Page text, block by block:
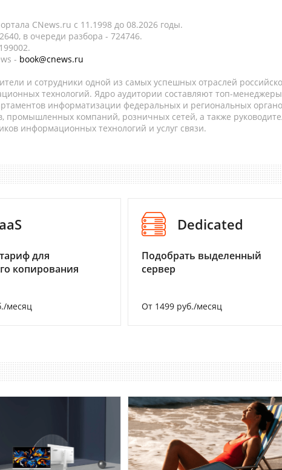
CNews.ru c 11.1998 до 08.2026 годы.
в очереди разбора - 724746.
- book@cnews.ru
и сотрудники одной из самых успешных отраслей
технологий. Ядро аудитории составляют топ-
информатизации федеральных и региональных
промышленных компаний, розничных сетей, а также
информационных технологий и услуг связи.
для
копирования
месяц
Dedicated
Подобрать выделенный
сервер
От 1499 руб./месяц